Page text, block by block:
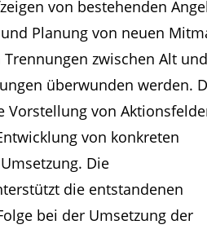
von bestehenden
Planung von neuen
zwischen Alt
überwunden werden.
Vorstellung von
von konkreten
Die
die entstandenen
bei der Umsetzung der